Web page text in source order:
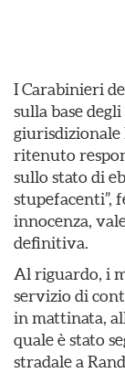
I Carabinieri
sulla base
giurisdizionale
ritenuto
sullo stato di
stupefacenti”,
innocenza,
definitiva.
Al riguardo, i
servizio di
in mattinata,
quale è stato
stradale a